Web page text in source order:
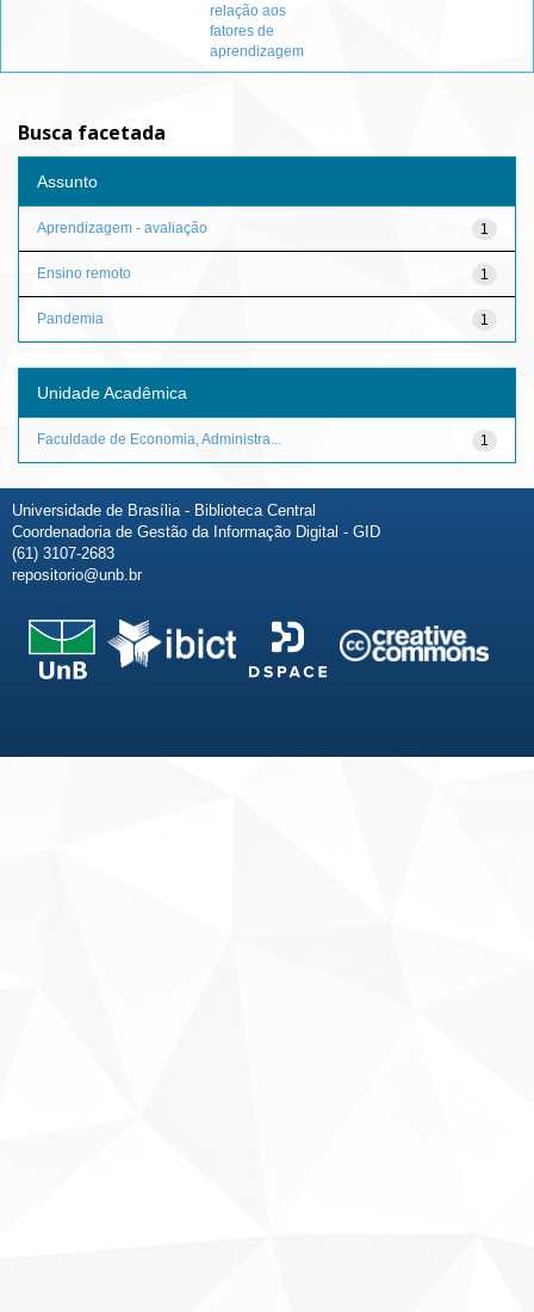
relação aos
fatores de
aprendizagem
Busca facetada
Assunto
1
Aprendizagem - avaliação
1
Ensino remoto
1
Pandemia
Unidade Acadêmica
1
Faculdade de Economia, Administra...
Universidade de Brasília - Biblioteca Central
Coordenadoria de Gestão da Informação Digital - GID
(61) 3107-2683
repositorio@unb.br